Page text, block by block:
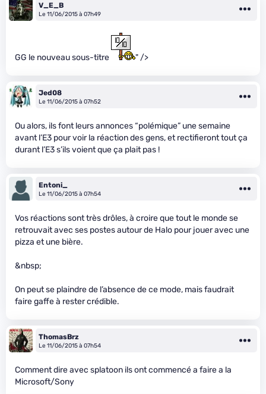
V_E_B
Le 11/06/2015 à 07h49
GG le nouveau sous-titre " />
Jed08
Le 11/06/2015 à 07h52
Ou alors, ils font leurs annonces “polémique” une semaine
avant l’E3 pour voir la réaction des gens, et rectifieront tout ça
durant l’E3 s’ils voient que ça plait pas !
Entoni_
Le 11/06/2015 à 07h54
Vos réactions sont très drôles, à croire que tout le monde se
retrouvait avec ses postes autour de Halo pour jouer avec une
pizza et une bière.
&nbsp;
On peut se plaindre de l’absence de ce mode, mais faudrait
faire gaffe à rester crédible.
ThomasBrz
Le 11/06/2015 à 07h54
Comment dire avec splatoon ils ont commencé a faire a la
Microsoft/Sony